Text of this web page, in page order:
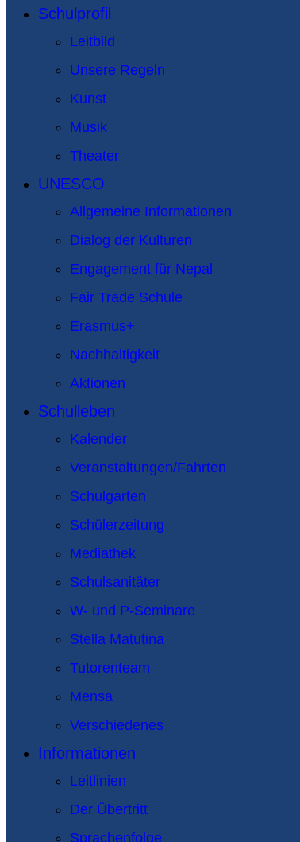
Schulprofil
Leitbild
Unsere Regeln
Kunst
Musik
Theater
UNESCO
Allgemeine Informationen
Dialog der Kulturen
Engagement für Nepal
Fair Trade Schule
Erasmus+
Nachhaltigkeit
Aktionen
Schulleben
Kalender
Veranstaltungen/Fahrten
Schulgarten
Schülerzeitung
Mediathek
Schulsanitäter
W- und P-Seminare
Stella Matutina
Tutorenteam
Mensa
Verschiedenes
Informationen
Leitlinien
Der Übertritt
Sprachenfolge